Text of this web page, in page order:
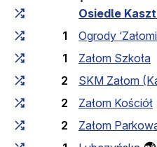
Osiedle
1
Ogrody
1
Załom Szkoła
2
SKM Załom
2
Załom Kościół
2
Załom